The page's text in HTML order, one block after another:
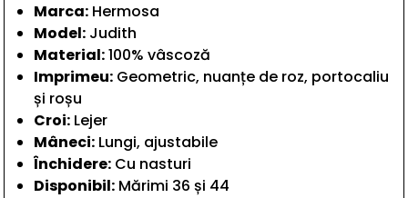
Marca: Hermosa
Model: Judith
Material:100% vâscoză
Imprimeu: Geometric, nuanțe de roz, portocaliu
și roșu
Croi: Lejer
Mâneci: Lungi, ajustabile
Închidere: Cu nasturi
Disponibil: Mărimi 36 și 44